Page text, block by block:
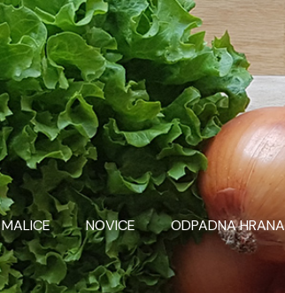
MALICE NOVICE ODPADNA HRANA